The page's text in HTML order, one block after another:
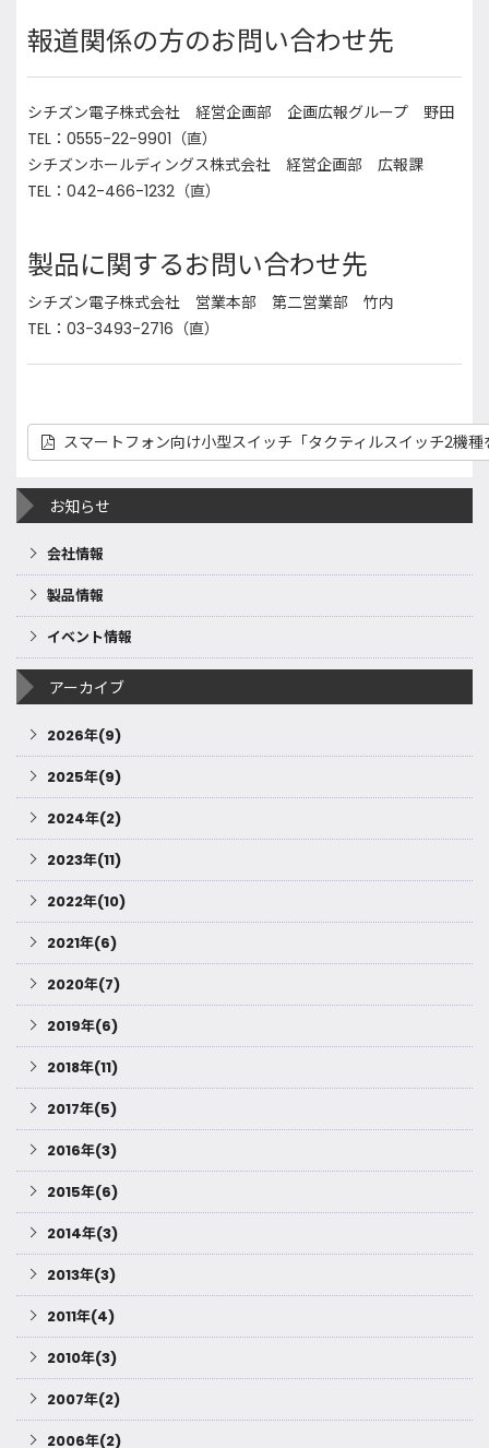
報道関係の方のお問い合わせ先
シチズン電子株式会社 経営企画部 企画広報グループ 野田
TEL：0555-22-9901（直）
シチズンホールディングス株式会社 経営企画部 広報課
TEL：042-466-1232（直）
製品に関するお問い合わせ先
シチズン電子株式会社 営業本部 第二営業部 竹内
TEL：03-3493-2716（直）
スマートフォン向け小型スイッチ「タクティルスイッチ2機種
お知らせ
会社情報
製品情報
イベント情報
アーカイブ
2026年(9)
2025年(9)
2024年(2)
2023年(11)
2022年(10)
2021年(6)
2020年(7)
2019年(6)
2018年(11)
2017年(5)
2016年(3)
2015年(6)
2014年(3)
2013年(3)
2011年(4)
2010年(3)
2007年(2)
2006年(2)